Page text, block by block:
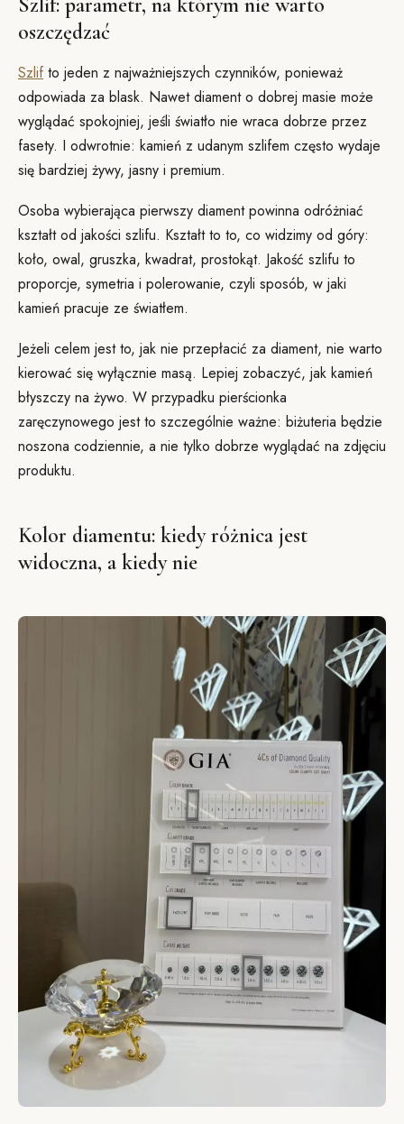
oszczędzać
Szlif to jeden z najważniejszych czynników, ponieważ
odpowiada za blask. Nawet diament o dobrej masie może
wyglądać spokojniej, jeśli światło nie wraca dobrze przez
fasety. I odwrotnie: kamień z udanym szlifem często wydaje
się bardziej żywy, jasny i premium.
Osoba wybierająca pierwszy diament powinna odróżniać
kształt od jakości szlifu. Kształt to to, co widzimy od góry:
koło, owal, gruszka, kwadrat, prostokąt. Jakość szlifu to
proporcje, symetria i polerowanie, czyli sposób, w jaki
kamień pracuje ze światłem.
Jeżeli celem jest to, jak nie przepłacić za diament, nie warto
kierować się wyłącznie masą. Lepiej zobaczyć, jak kamień
błyszczy na żywo. W przypadku pierścionka
zaręczynowego jest to szczególnie ważne: biżuteria będzie
noszona codziennie, a nie tylko dobrze wyglądać na zdjęciu
produktu.
Kolor diamentu: kiedy różnica jest
widoczna, a kiedy nie